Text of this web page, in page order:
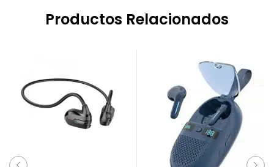
Productos Relacionados